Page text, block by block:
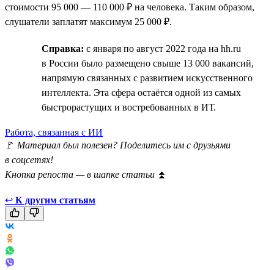
стоимости 95 000 — 110 000 ₽ на человека. Таким образом,
слушатели заплатят максимум 25 000 ₽.
Справка: с января по август 2022 года на hh.ru
в России было размещено свыше 13 000 вакансий,
напрямую связанных с развитием искусственного
интеллекта. Эта сфера остаётся одной из самых
быстрорастущих и востребованных в ИТ.
Работа, связанная с ИИ
🚩 Материал был полезен? Поделитесь им с друзьями
в соцсетях!
Кнопка репоста — в шапке статьи ⏫
↩ К другим статьям